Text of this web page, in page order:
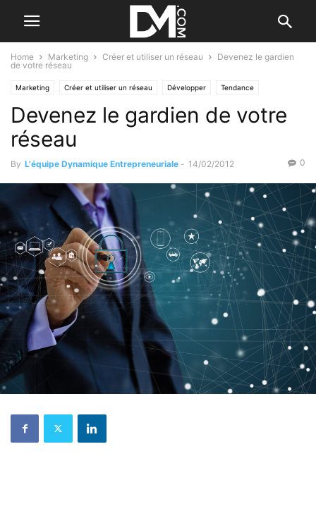
Home Marketing Créer et utiliser un réseau
Devenez le gardien
de votre réseau
Marketing Créer et utiliser un réseau Développer Tendance
Devenez le gardien de votre
réseau
By L'équipe Dynamique Entrepreneuriale - 14/02/2012 0